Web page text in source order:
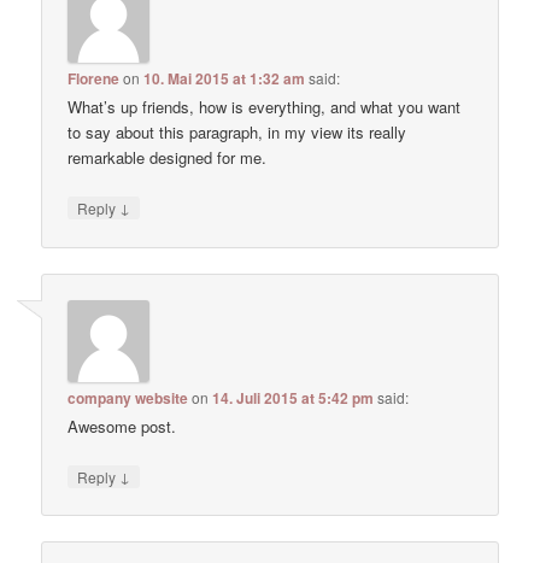
Floreneon10. Mai 2015 at 1:32 am said:
What’s up friends, how is everything, and what you want
to say about this paragraph, in my view its really
remarkable designed for me.
Reply ↓
company websiteon14. Juli 2015 at 5:42 pm said:
Awesome post.
Reply ↓